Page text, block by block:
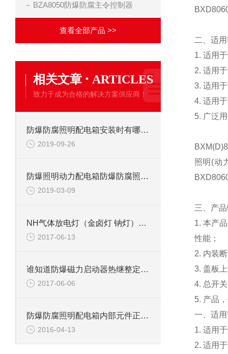
BZA8050防爆防腐主令控制器
查看全部产品 >>
相关文章 · ARTICLES
致力于成为合格的解决方案供应商！
防爆防腐照明配电箱安装时有哪些注意事项
2019-09-26
防爆照明动力配电箱防爆防腐照明配电箱
2019-03-09
NH气体放电灯（金卤灯 钠灯）防爆灯
2017-06-13
谁知道防爆磁力启动器热继整定值如何计算
2017-06-06
防爆防腐照明配电箱内部元件正泰开关
2016-04-13
二、适
1. 适用
2. 适用
3. 适用
4. 适用
5. 广泛
照明(动
三、 产
1. 本产
性能；
2. 内装
3. 盖板
4. 总开
5. 产品
一、适
1. 适用
2. 适用